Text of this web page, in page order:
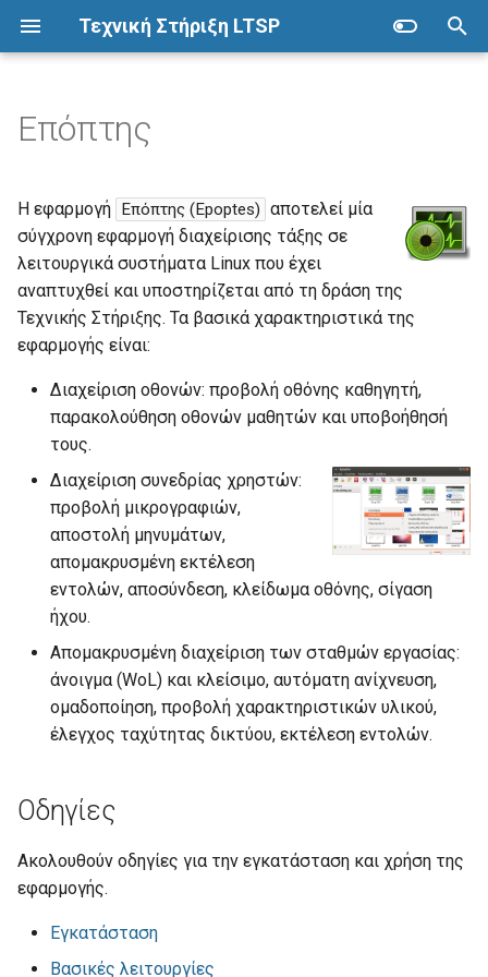
Τεχνική Στήριξη LTSP
τ
ρ
ο
λ
α
ρ
χ
Ubuntu
Λήψη
Live USB
Εγκατάσταση
Αποθετήρια λογισμικού
Εγκατάσταση λογισμικού
ΣΕΠΕΗΥ με LTSP
Προετοιμασία Αρχιτεκτονική
Πλεονεκτήματα
Μειονεκτήματα
Χάρτης
Εγκατάσταση
Ρύθμιση σύνδεσης δικτύου
Εντολές LTSP
Λογαριασμοί χρηστών
Εκκίνηση από το δίκτυο
Κοινόχρηστοι κατάλογοι
ltsp.conf
Στατικά hostnames
Οθόνη σύνδεσης
Συχνές ερωτήσεις
Δικαιώματα καταλόγων
Εκτέλεση εντολών
Σαρωτές
Συντήρηση
στα clients
Οδηγίες
Συλλογή οδηγών
Alice
App Inventor
Arduino
Bonding
GameMaker
GParted
Java
LAMP server
Multiseat
phpMyAdmin
Ubuntu με UEFI Windows
win32-loader
Επόπτης
Η εφαρμογή Επόπτης (Epoptes) αποτελεί μία
σύγχρονη εφαρμογή διαχείρισης τάξης σε
λειτουργικά συστήματα Linux που έχει
αναπτυχθεί και υποστηρίζεται από τη δράση της
Τεχνικής Στήριξης. Τα βασικά χαρακτηριστικά της
εφαρμογής είναι:
Διαχείριση οθονών: προβολή οθόνης καθηγητή,
παρακολούθηση οθονών μαθητών και υποβοήθησή
τους.
Διαχείριση συνεδρίας χρηστών:
προβολή μικρογραφιών,
αποστολή μηνυμάτων,
απομακρυσμένη εκτέλεση
εντολών, αποσύνδεση, κλείδωμα οθόνης, σίγαση
ήχου.
Απομακρυσμένη διαχείριση των σταθμών εργασίας:
άνοιγμα (WoL) και κλείσιμο, αυτόματη ανίχνευση,
ομαδοποίηση, προβολή χαρακτηριστικών υλικού,
έλεγχος ταχύτητας δικτύου, εκτέλεση εντολών.
Οδηγίες
Ακολουθούν οδηγίες για την εγκατάσταση και χρήση της
εφαρμογής.
Εγκατάσταση
Βασικές λειτουργίες